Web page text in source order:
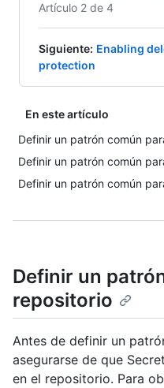
Artículo 2 de 4
Siguiente: Enabling
protection
En este artículo
Definir un patrón común
Definir un patrón común
Definir un patrón común
Definir un
repositorio
Antes de definir un
asegurarse de que
en el repositorio. Para